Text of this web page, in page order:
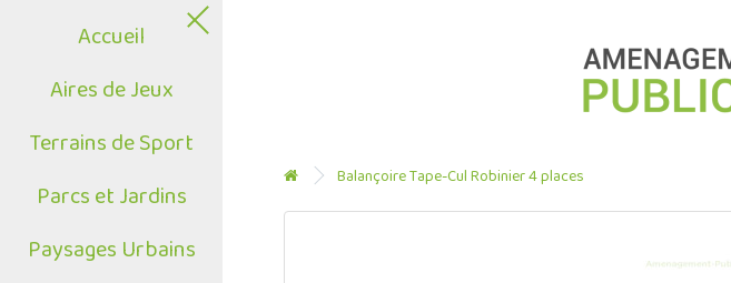
Accueil
Aires de Jeux
Terrains de Sport
Parcs et Jardins
Paysages Urbains
Balançoire Tape-Cul Robinier 4 places